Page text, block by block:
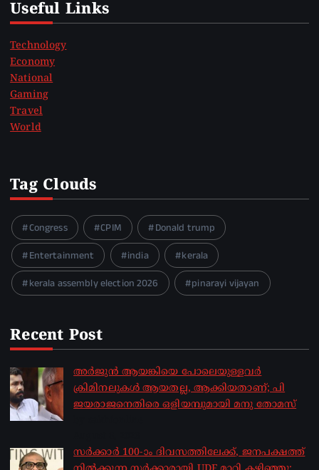
Useful Links
Technology
Economy
National
Gaming
Travel
World
Tag Clouds
Congress CPIM
Donald trump
Entertainment
india
kerala
kerala assembly election 2026
pinarayi vijayan
Recent Post
അർജുൻ ആയങ്കിയെ പോലെയുള്ളവർ
ക്രിമിനലുകൾ ആയതല്ല, ആക്കിയതാണ്; പി
ജയരാജനെതിരെ ഒളിയമ്പുമായി മനു തോമസ്
സർക്കാർ 100-ാം ദിവസത്തിലേക്ക്, ജനപക്ഷത്ത്